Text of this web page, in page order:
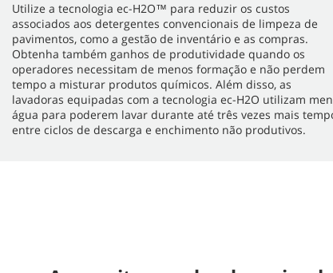
Utilize a tecnologia ec-H2O™ para reduzir os custos
associados aos detergentes convencionais de limpeza de
pavimentos, como a gestão de inventário e as compras.
Obtenha também ganhos de produtividade quando os
operadores necessitam de menos formação e não perdem
tempo a misturar produtos químicos. Além disso, as
lavadoras equipadas com a tecnologia ec-H2O utilizam
água para poderem lavar durante até três vezes mais
entre ciclos de descarga e enchimento não produtivos.